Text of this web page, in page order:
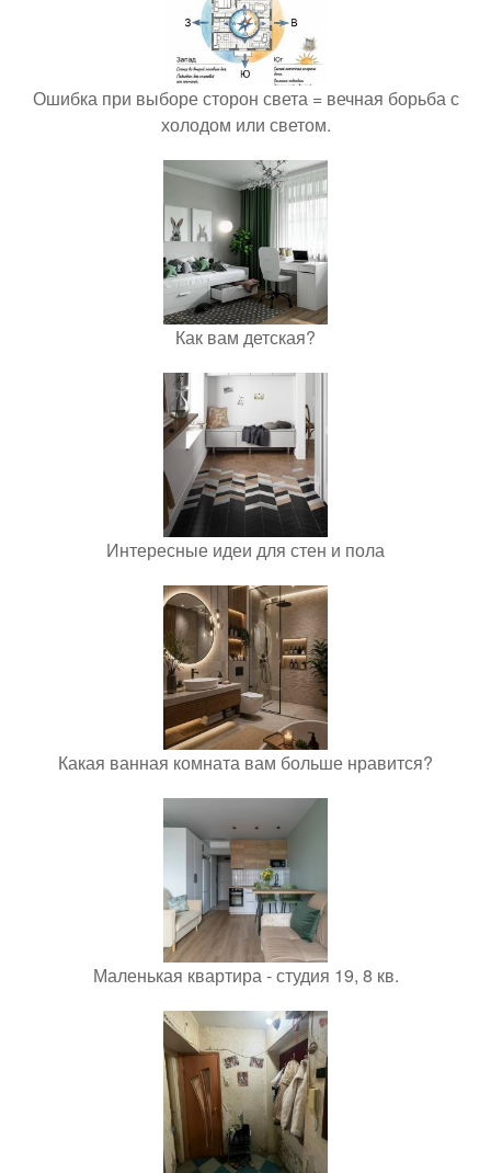
Ошибка при выборе сторон света = вечная борьба с
холодом или светом.
Как вам детская?
Интересные идеи для стен и пола
Какая ванная комната вам больше нравится?
Маленькая квартира - студия 19, 8 кв.